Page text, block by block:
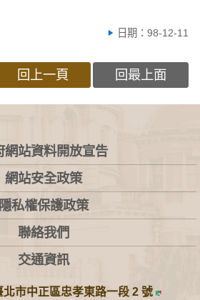
日期：98-12-11
回上一頁 回最上面
網站資料開放宣告
網站安全政策
隱私權保護政策
聯絡我們
交通資訊
市中正區忠孝東路一段 2 號